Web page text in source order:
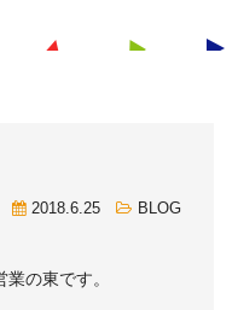
2018.6.25 BLOG
の東です。